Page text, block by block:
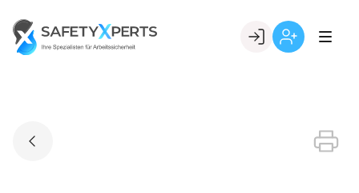
content
Go to landing page.